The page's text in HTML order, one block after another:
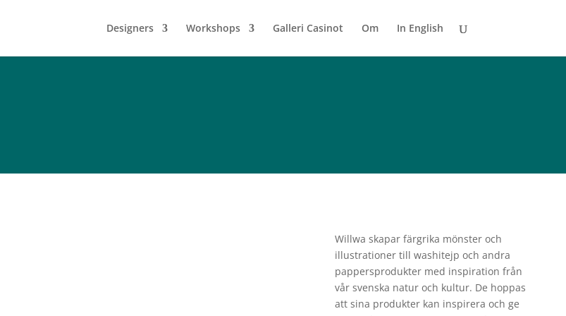
Designers Workshops Galleri Casinot Om In English
Willwa skapar färgrika mönster och
illustrationer till washitejp och andra
pappersprodukter med inspiration från
vår svenska natur och kultur. De hoppas
att sina produkter kan inspirera och ge